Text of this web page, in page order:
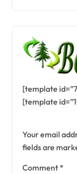
[template
[template
Your email
fields are
Comment *